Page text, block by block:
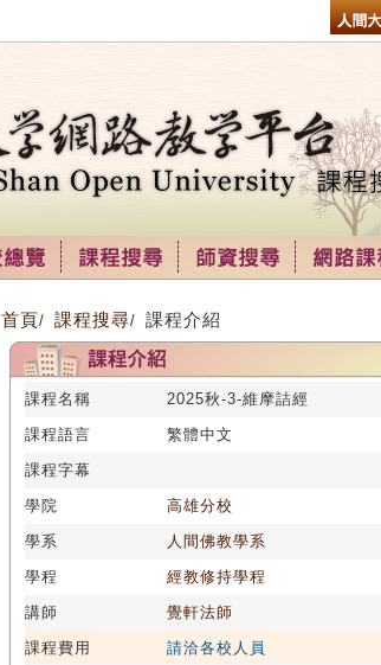
首頁/ 課程搜尋/ 課程介紹
課程名稱
2025秋-3-維摩詰經
課程語言
繁體中文
課程字幕
學院
高雄分校
學系
人間佛教學系
學程
經教修持學程
講師
覺軒法師
課程費用
請洽各校人員